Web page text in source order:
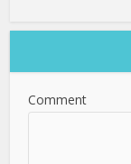
Comment